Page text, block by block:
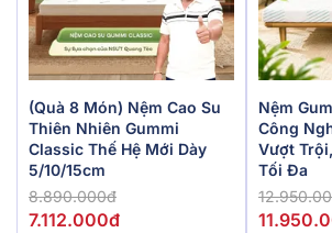
(Quà 8 Món) Nệm Cao Su
Thiên Nhiên Gummi
Classic Thế Hệ Mới Dày
5/10/15cm
8.890.000đ
7.112.000đ
Nệm
Công
Vượt
Tối Đa